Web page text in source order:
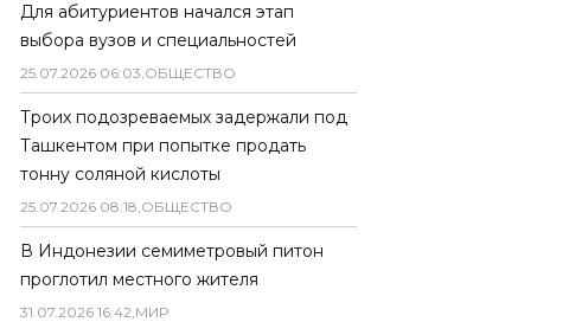
Для абитуриентов начался этап
выбора вузов и специальностей
25.07.2026 06:03,ОБЩЕСТВО
Троих подозреваемых задержали под
Ташкентом при попытке продать
тонну соляной кислоты
25.07.2026 08:18,ОБЩЕСТВО
В Индонезии семиметровый питон
проглотил местного жителя
31.07.2026 16:42,МИР